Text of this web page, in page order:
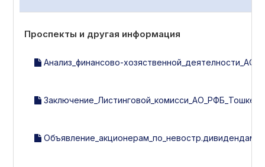
Проспекты и другая информация
Анализ_финансово-